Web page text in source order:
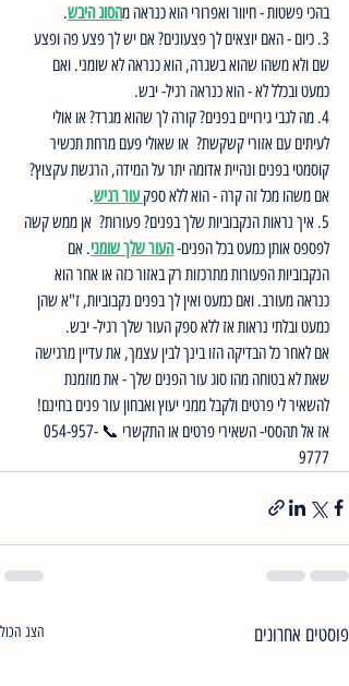
בהכי פשטות - חיוור ואפרורי הוא כנראה מהסוג היבש.
3. כיום - האם יוצאים לך פצעונים? אם יש לך פצע פה ופצע
שם ולא משהו שהוא בשגרה, הוא כנראה לא שומני. ואם
כמעט ובכלל לא - הוא כנראה רגיל- יבש.
4. מה לגבי גירויים בפנים? קורה לך שהוא מגרד? או אולי
לעיתים עם אזורי קשקשת?  או שאולי פעם מרחת תכשיר
קוסמטי בפנים ונהיית אדומה יתר על המידה, הרגשת עקצוץ?
אם משהו מכל זה קרה - הוא ללא ספק עור רגיש.
5. איך נראות הנקבוביות שלך בפנים? פעורות?  אן ממש קשה
לפספס אותן כמעט בכל הפנים- העור שלך שומני. אם
הנקבוביות הפעורות מתרכזות רק באזור כזה או אחר הוא
כנראה מעורב. ואם כמעט ואין לך בפנים נקבוביות, ז"א שהן
כמעט ובלתי נראות אז ללא ספק העור שלך רגיל- יבש.
אם לאחר כל הבדיקה הזו בינך לבין עצמך, את עדיין מרגישה
שאת לא בטוחה מהו סוג עור הפנים שלך - את מוזמנת
להשאיר לי פרטים ולקבל ממני יעוץ ואבחון עור פנים בחינם!
אז אל תהססי- השאירי פרטים או התקשרי 📞 054-957-
9777
פוסטים אחרונים הצג הכול